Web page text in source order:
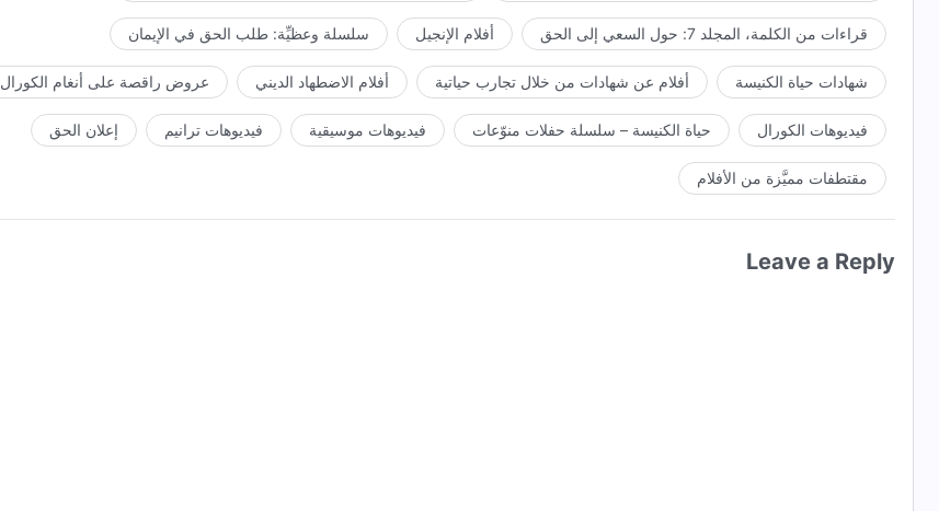
قراءات من الكلمة، المجلد 7: حول السعي إلى الحق أفلام الإنجيل سلسلة وعظيِّة: طلب الحق في الإيمان
شهادات حياة الكنيسة أفلام عن شهادات من خلال تجارب حياتية أفلام الاضطهاد الديني عروض راقصة على أنغام الكورال
فيديوهات الكورال حياة الكنيسة – سلسلة حفلات منوّعات فيديوهات موسيقية فيديوهات ترانيم إعلان الحق
مقتطفات مميَّزة من الأفلام
Leave a Reply